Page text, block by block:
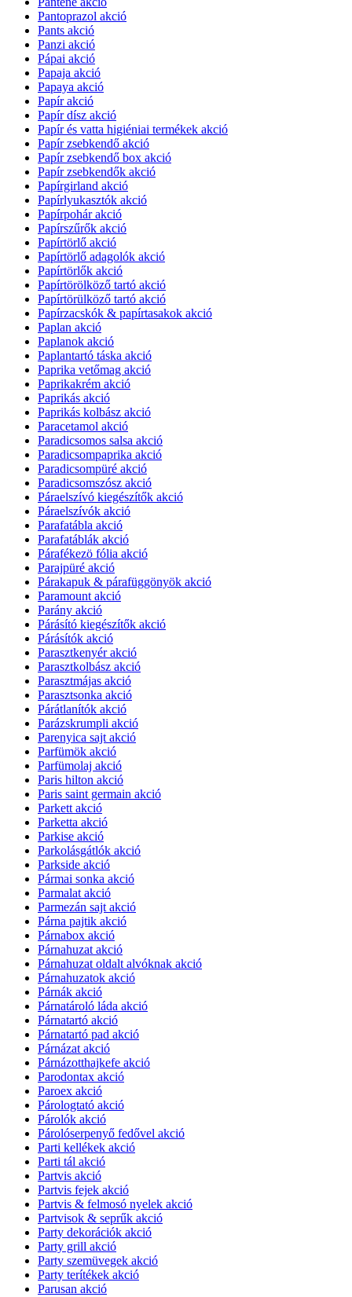
Pantoprazol akció
Pants akció
Panzi akció
Pápai akció
Papaja akció
Papaya akció
Papír akció
Papír dísz akció
Papír és vatta higiéniai termékek akció
Papír zsebkendő akció
Papír zsebkendő box akció
Papír zsebkendők akció
Papírgirland akció
Papírlyukasztók akció
Papírpohár akció
Papírszűrők akció
Papírtörlő akció
Papírtörlő adagolók akció
Papírtörlők akció
Papírtörölköző tartó akció
Papírtörülköző tartó akció
Papírzacskók & papírtasakok akció
Paplan akció
Paplanok akció
Paplantartó táska akció
Paprika vetőmag akció
Paprikakrém akció
Paprikás akció
Paprikás kolbász akció
Paracetamol akció
Paradicsomos salsa akció
Paradicsompaprika akció
Paradicsompüré akció
Paradicsomszósz akció
Páraelszívó kiegészítők akció
Páraelszívók akció
Parafatábla akció
Parafatáblák akció
Párafékezö fólia akció
Parajpüré akció
Párakapuk & párafüggönyök akció
Paramount akció
Parány akció
Párásító kiegészítők akció
Párásítók akció
Parasztkenyér akció
Parasztkolbász akció
Parasztmájas akció
Parasztsonka akció
Párátlanítók akció
Parázskrumpli akció
Parenyica sajt akció
Parfümök akció
Parfümolaj akció
Paris hilton akció
Paris saint germain akció
Parkett akció
Parketta akció
Parkise akció
Parkolásgátlók akció
Parkside akció
Pármai sonka akció
Parmalat akció
Parmezán sajt akció
Párna pajtik akció
Párnabox akció
Párnahuzat akció
Párnahuzat oldalt alvóknak akció
Párnahuzatok akció
Párnák akció
Párnatároló láda akció
Párnatartó akció
Párnatartó pad akció
Párnázat akció
Párnázotthajkefe akció
Parodontax akció
Paroex akció
Párologtató akció
Párolók akció
Párolóserpenyő fedővel akció
Parti kellékek akció
Parti tál akció
Partvis akció
Partvis fejek akció
Partvis & felmosó nyelek akció
Partvisok & seprűk akció
Party dekorációk akció
Party grill akció
Party szemüvegek akció
Party terítékek akció
Parusan akció